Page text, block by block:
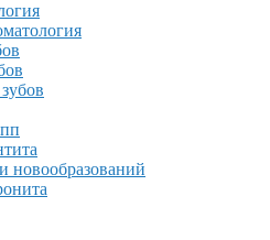
новообразований